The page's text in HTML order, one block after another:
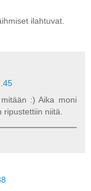
ilahtuvat.
:) Aika moni
niitä.